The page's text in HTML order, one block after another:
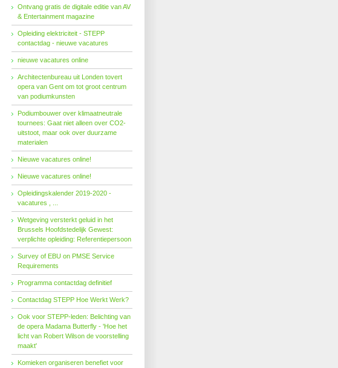
Ontvang gratis de digitale editie van AV
& Entertainment magazine
Opleiding elektriciteit - STEPP
contactdag - nieuwe vacatures
nieuwe vacatures online
Architectenbureau uit Londen tovert
opera van Gent om tot groot centrum
van podiumkunsten
Podiumbouwer over klimaatneutrale
tournees: Gaat niet alleen over CO2-
uitstoot, maar ook over duurzame
materialen
Nieuwe vacatures online!
Nieuwe vacatures online!
Opleidingskalender 2019-2020 -
vacatures , ...
Wetgeving versterkt geluid in het
Brussels Hoofdstedelijk Gewest:
verplichte opleiding: Referentiepersoon
Survey of EBU on PMSE Service
Requirements
Programma contactdag definitief
Contactdag STEPP Hoe Werkt Werk?
Ook voor STEPP-leden: Belichting van
de opera Madama Butterfly - 'Hoe het
licht van Robert Wilson de voorstelling
maakt'
Komieken organiseren benefiet voor